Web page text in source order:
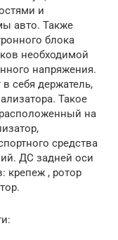
и
авто. Также
блока
необходимой
напряжения.
себя держатель,
Такое
расположенный на
средства
ДС задней оси
крепеж , ротор